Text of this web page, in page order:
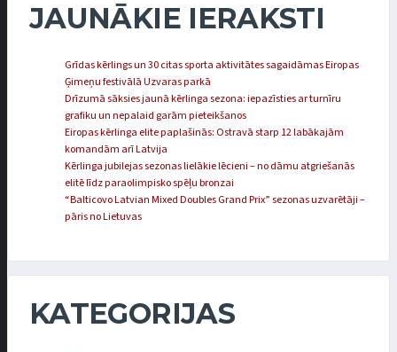
JAUNĀKIE IERAKSTI
Grīdas kērlings un 30 citas sporta aktivitātes sagaidāmas Eiropas
Ģimeņu festivālā Uzvaras parkā
Drīzumā sāksies jaunā kērlinga sezona: iepazīsties ar turnīru
grafiku un nepalaid garām pieteikšanos
Eiropas kērlinga elite paplašinās: Ostravā starp 12 labākajām
komandām arī Latvija
Kērlinga jubilejas sezonas lielākie lēcieni – no dāmu atgriešanās
elitē līdz paraolimpisko spēļu bronzai
“Balticovo Latvian Mixed Doubles Grand Prix” sezonas uzvarētāji –
pāris no Lietuvas
KATEGORIJAS